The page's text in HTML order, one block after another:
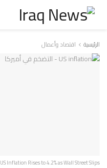
الرئيسية اقتصاد وأعمال
US Inflation Rises to 4.2% as Wall Street Slips